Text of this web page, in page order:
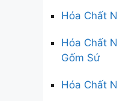
Hóa Chất
Hóa Chất
Gốm Sứ
Hóa Chất